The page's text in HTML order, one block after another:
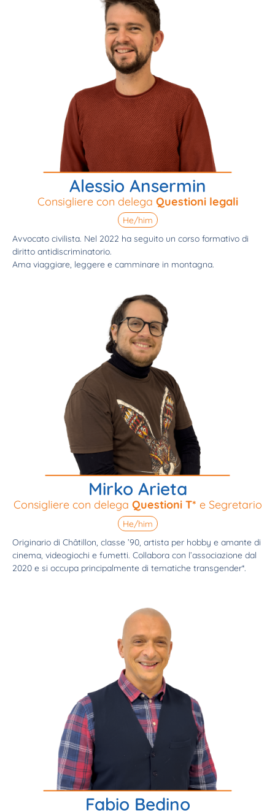
Alessio Ansermin
Consigliere con delega Questioni legali
He/him
Avvocato civilista. Nel 2022 ha seguito un corso formativo di
diritto antidiscriminatorio.
Ama viaggiare, leggere e camminare in montagna.
Mirko Arieta
Consigliere con delega Questioni T* e Segretario
He/him
Originario di Châtillon, classe ’90, artista per hobby e amante di
cinema, videogiochi e fumetti. Collabora con l’associazione dal
2020 e si occupa principalmente di tematiche transgender*.
Fabio Bedino